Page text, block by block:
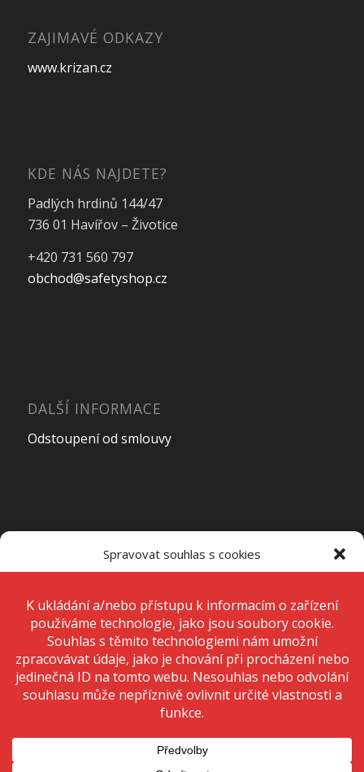
Spravovat souhlas s cookies
technologie, jako jsou soubory cookie. Děláme to, abychom zlepšili
zážitek z prohlížení a zobrazovali personalizované reklamy. Souhlas s
těmito technologiemi nám umožní zpracovávat údaje, jako je chování
při procházení nebo jedinečná ID na tomto webu. Nesouhlas nebo
odvolání souhlasu může nepříznivě ovlivnit určité vlastnosti a funkce.
Přijmout
Odmítnout
ZAJIMAVÉ ODKAZY
www.krizan.cz
KDE NÁS NAJDETE?
Padlých hrdinů 144/47
736 01 Havířov – Životice
+420 731 560 797
obchod@safetyshop.cz
DALŠÍ INFORMACE
Odstoupení od smlouvy
Pondělí – Pátek7:00 – 15:00
SobotaZavřeno
Neděle Zavřeno